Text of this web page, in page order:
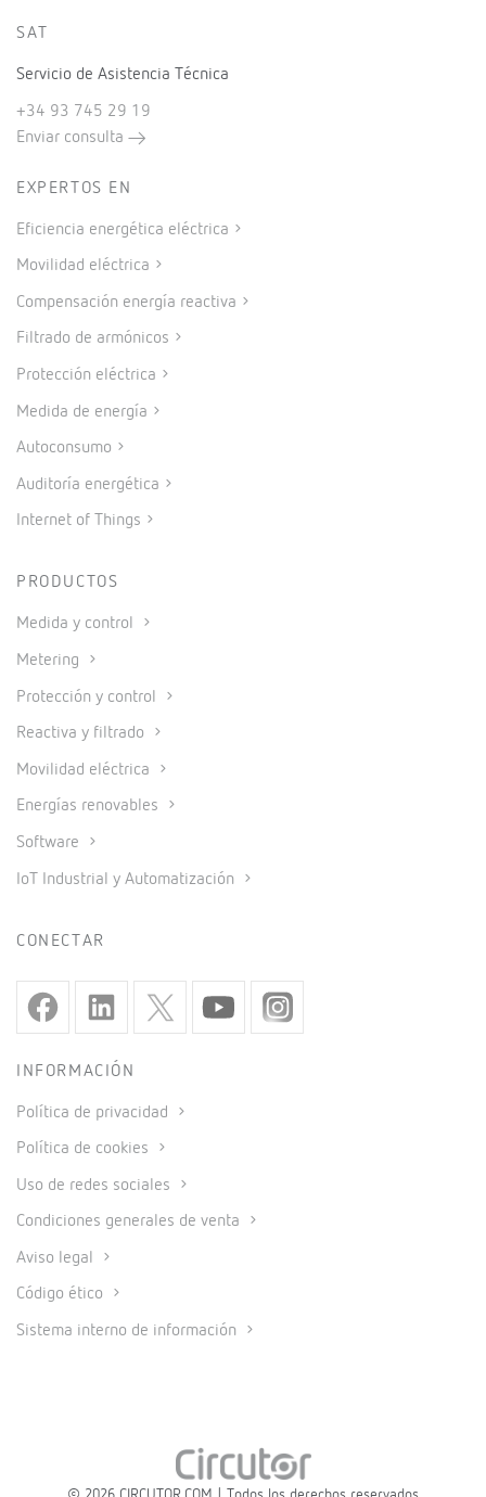
SAT
Servicio de Asistencia Técnica
+34 93 745 29 19
Enviar consulta
EXPERTOS EN
Eficiencia energética eléctrica
Movilidad eléctrica
Compensación energía reactiva
Filtrado de armónicos
Protección eléctrica
Medida de energía
Autoconsumo
Auditoría energética
Internet of Things
PRODUCTOS
Medida y control
Metering
Protección y control
Reactiva y filtrado
Movilidad eléctrica
Energías renovables
Software
IoT Industrial y Automatización
CONECTAR
INFORMACIÓN
Política de privacidad
Política de cookies
Uso de redes sociales
Condiciones generales de venta
Aviso legal
Código ético
Sistema interno de información